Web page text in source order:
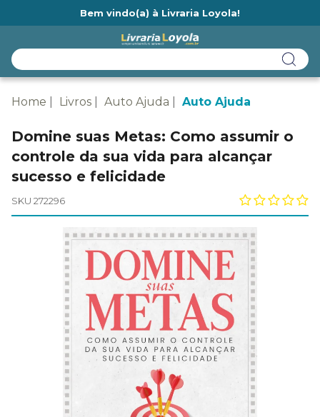
Bem vindo(a) à Livraria Loyola!
Home Livros Auto Ajuda Auto Ajuda
Domine suas Metas: Como assumir o
controle da sua vida para alcançar
sucesso e felicidade
SKU 272296